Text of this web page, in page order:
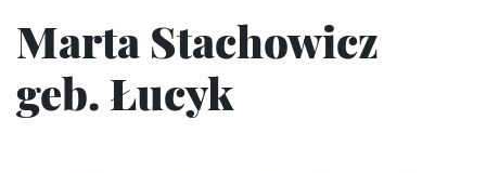
Marta Stachowicz
geb. Łucyk